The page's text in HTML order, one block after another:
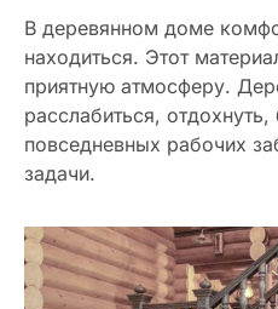
В деревянном доме
находиться. Этот
приятную атмосферу.
расслабиться,
повседневных рабочих
задачи.